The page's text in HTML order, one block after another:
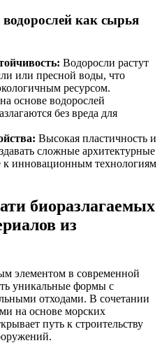
как сырья
Водоросли растут
или пресной воды, что
ресурсом.
основе водорослей
без вреда для
Высокая пластичность и
сложные архитектурные
инновационным технологиям
биоразлагаемых
из
элементом в современной
уникальные формы с
отходами. В сочетании
на основе морских
путь к строительству